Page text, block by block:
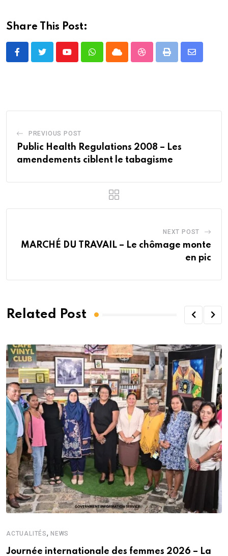
Share This Post:
YoutubeWhatsappCloud StumbleUpon
Print
Share
PREVIOUS POST
Public Health Regulations 2008 – Les
amendements ciblent le tabagisme
NEXT POST
MARCHÉ DU TRAVAIL – Le chômage monte
en pic
Related Post
ACTUALITÉS, NEWS
Journée internationale des femmes 2026 – La